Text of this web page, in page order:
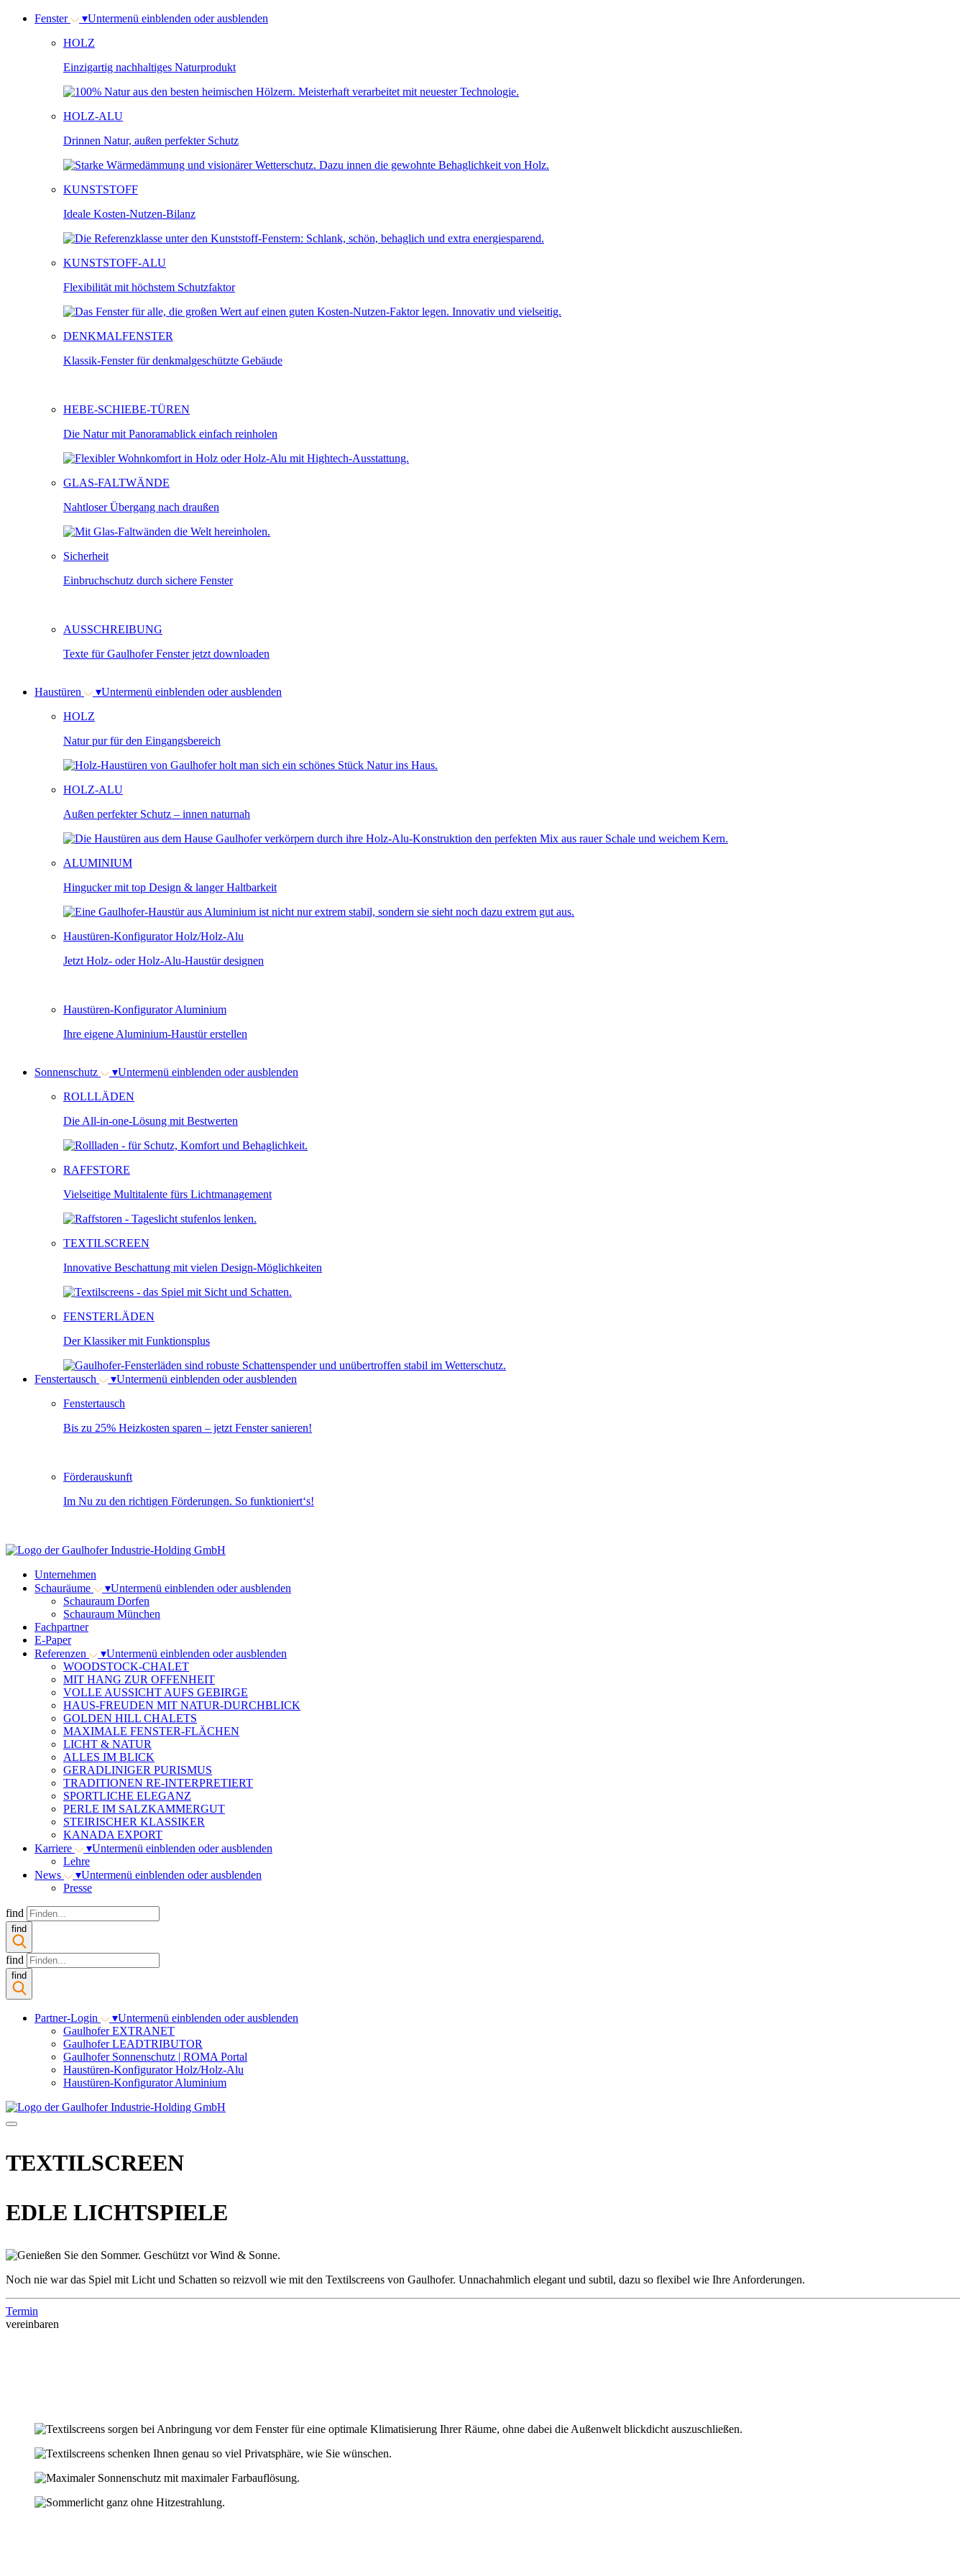
Fenster ▾Untermenü einblenden oder ausblenden
HOLZ
Einzigartig nachhaltiges Naturprodukt
HOLZ-ALU
Drinnen Natur, außen perfekter Schutz
KUNSTSTOFF
Ideale Kosten-Nutzen-Bilanz
KUNSTSTOFF-ALU
Flexibilität mit höchstem Schutzfaktor
DENKMALFENSTER
Klassik-Fenster für denkmalgeschützte Gebäude
HEBE-SCHIEBE-TÜREN
Die Natur mit Panoramablick einfach reinholen
GLAS-FALTWÄNDE
Nahtloser Übergang nach draußen
Sicherheit
Einbruchschutz durch sichere Fenster
AUSSCHREIBUNG
Texte für Gaulhofer Fenster jetzt downloaden
Haustüren ▾Untermenü einblenden oder ausblenden
HOLZ
Natur pur für den Eingangsbereich
HOLZ-ALU
Außen perfekter Schutz – innen naturnah
ALUMINIUM
Hingucker mit top Design & langer Haltbarkeit
Haustüren-Konfigurator Holz/Holz-Alu
Jetzt Holz- oder Holz-Alu-Haustür designen
Haustüren-Konfigurator Aluminium
Ihre eigene Aluminium-Haustür erstellen
Sonnenschutz ▾Untermenü einblenden oder ausblenden
ROLLLÄDEN
Die All-in-one-Lösung mit Bestwerten
RAFFSTORE
Vielseitige Multitalente fürs Lichtmanagement
TEXTILSCREEN
Innovative Beschattung mit vielen Design-Möglichkeiten
FENSTERLÄDEN
Der Klassiker mit Funktionsplus
Fenstertausch ▾Untermenü einblenden oder ausblenden
Fenstertausch
Bis zu 25% Heizkosten sparen – jetzt Fenster sanieren!
Förderauskunft
Im Nu zu den richtigen Förderungen. So funktioniert‘s!
Unternehmen
Schauräume
▾Untermenü einblenden oder ausblenden
Schauraum Dorfen
Schauraum München
Fachpartner
E-Paper
Referenzen
▾Untermenü einblenden oder ausblenden
WOODSTOCK-CHALET
MIT HANG ZUR OFFENHEIT
VOLLE AUSSICHT AUFS GEBIRGE
HAUS-FREUDEN MIT NATUR-DURCHBLICK
GOLDEN HILL CHALETS
MAXIMALE FENSTER-FLÄCHEN
LICHT & NATUR
ALLES IM BLICK
GERADLINIGER PURISMUS
TRADITIONEN RE-INTERPRETIERT
SPORTLICHE ELEGANZ
PERLE IM SALZKAMMERGUT
STEIRISCHER KLASSIKER
KANADA EXPORT
Karriere
▾Untermenü einblenden oder ausblenden
Lehre
News
▾Untermenü einblenden oder ausblenden
Presse
find
find
find
find
Partner-Login ▾Untermenü einblenden oder ausblenden
Gaulhofer EXTRANET
Gaulhofer LEADTRIBUTOR
Gaulhofer Sonnenschutz | ROMA Portal
Haustüren-Konfigurator Holz/Holz-Alu
Haustüren-Konfigurator Aluminium
TEXTILSCREEN
EDLE LICHTSPIELE
Noch nie war das Spiel mit Licht und Schatten so reizvoll wie mit den Textilscreens von Gaulhofer. Unnachahmlich elegant und subtil, dazu so flexibel wie Ihre Anforderungen.
Termin
vereinbaren